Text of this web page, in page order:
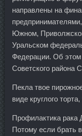
направлены на
Южном,
Уральском
Федерации. Об этом
Советского района
Пекла твое
виде круглого торта,
Профилактика рака
Потому если брать